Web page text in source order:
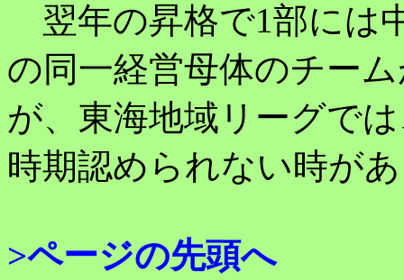
翌年の昇格で1部には
の同一経営母体のチー
が、東海地域リーグで
時期認められない時が
>ページの先頭へ